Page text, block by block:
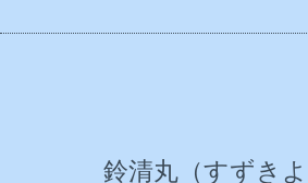
鈴清丸（すずきよ